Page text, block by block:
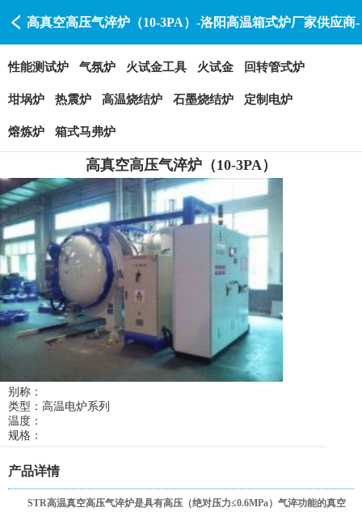
高真空高压气淬炉（10-3PA）-洛阳高温箱式炉厂家供应商-
洛阳赛特瑞
性能测试炉 气氛炉 火试金工具 火试金 回转管式炉
坩埚炉 热震炉 高温烧结炉 石墨烧结炉 定制电炉
熔炼炉 箱式马弗炉
高真空高压气淬炉（10-3PA）
别称：
类型：高温电炉系列
温度：
规格：
产品详情
STR高温真空高压气淬炉是具有高压（绝对压力≤0.6MPa）气淬功能的真空